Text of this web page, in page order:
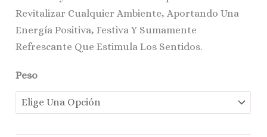
Revitalizar Cualquier Ambiente, Aportando Una
Energía Positiva, Festiva Y Sumamente
Refrescante Que Estimula Los Sentidos.
Peso